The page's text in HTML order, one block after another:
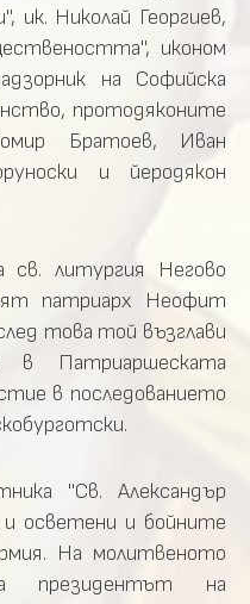
ик. Николай Георгиев,
иконом
на Софийска
протодяконите
Братоев, Иван
и йеродякон
св. литургия Негово
патриарх Неофит
това той възглави
в Патриаршеската
в последованието
"Св. Александър
и осветени и бойните
На молитвеното
президентът на